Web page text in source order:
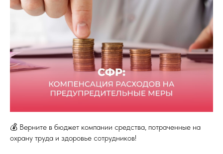
💰 Верните в бюджет компании средства, потраченные на
охрану труда и здоровье сотрудников!